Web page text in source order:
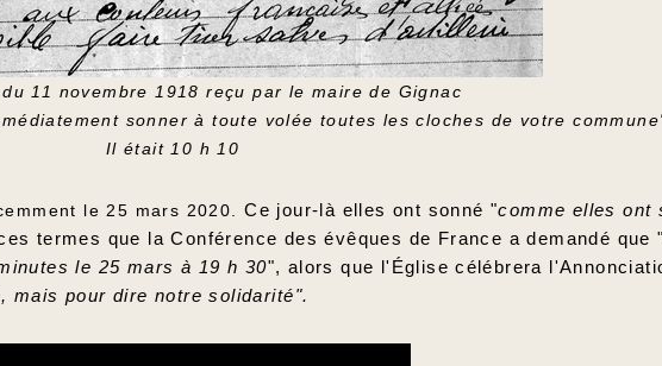
11 novembre 1918 reçu par le maire de Gignac
sonner à toute volée toutes les cloches de votre
Il était 10 h 10
le 25 mars 2020.Ce jour-là elles ont sonné "comme elles ont
termes que la Conférence des évêques de France a demandé que "
le 25 mars à 19 h 30", alors que l'Église célébrera
mais pour dire notre solidarité".